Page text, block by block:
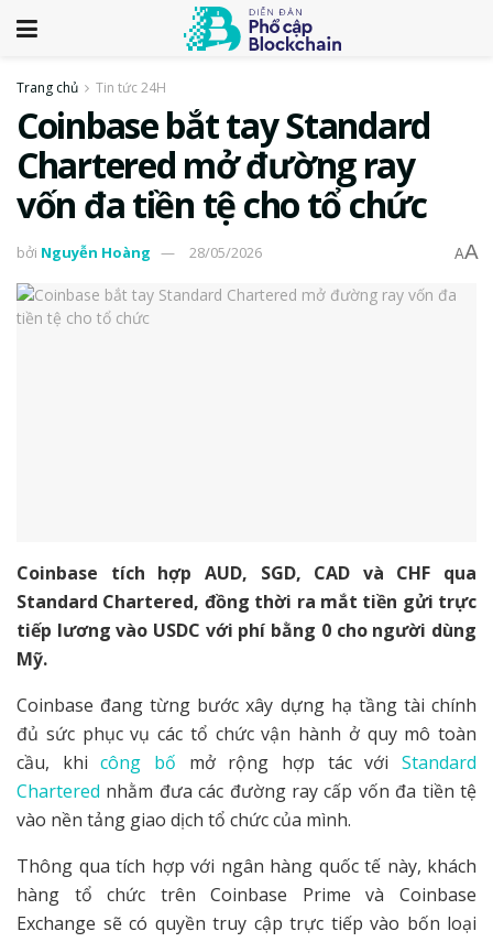
Trang chủ Tin tức 24H
Coinbase bắt tay Standard
Chartered mở đường ray
vốn đa tiền tệ cho tổ chức
bởi Nguyễn Hoàng 28/05/2026 AA
Coinbase tích hợp AUD, SGD, CAD và CHF qua
Standard Chartered, đồng thời ra mắt tiền gửi trực
tiếp lương vào USDC với phí bằng 0 cho người dùng
Mỹ.
Coinbase đang từng bước xây dựng hạ tầng tài chính
đủ sức phục vụ các tổ chức vận hành ở quy mô toàn
cầu, khicông bố mở rộng hợp tác vớiStandard
Chartered nhằm đưa các đường ray cấp vốn đa tiền tệ
vào nền tảng giao dịch tổ chức của mình.
Thông qua tích hợp với ngân hàng quốc tế này, khách
hàng tổ chức trên Coinbase Prime và Coinbase
Exchange sẽ có quyền truy cập trực tiếp vào bốn loại